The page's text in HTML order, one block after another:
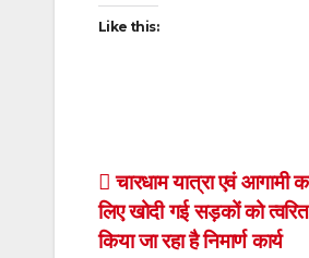
Like this:
Post
navigation
चारधाम यात्रा एवं आगामी
लिए खोदी गई सड़कों को
किया जा रहा है निमार्ण कार्य